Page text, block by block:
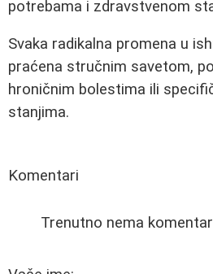
potrebama i zdravstvenom
Svaka radikalna promena u
praćena stručnim savetom,
hroničnim bolestima ili
stanjima.
Komentari
Trenutno nema